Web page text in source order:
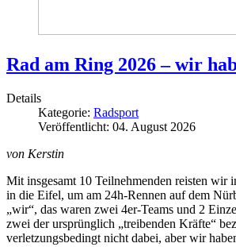
Rad am Ring 2026 – wir
Details
Kategorie: Radsport
Veröffentlicht: 04. August 2026
von Kerstin
Mit insgesamt 10 Teilnehmenden reisten wir
in die Eifel, um am 24h-Rennen auf dem
„wir“, das waren zwei 4er-Teams und 2
zwei der ursprünglich „treibenden Kräfte“
verletzungsbedingt nicht dabei, aber wir